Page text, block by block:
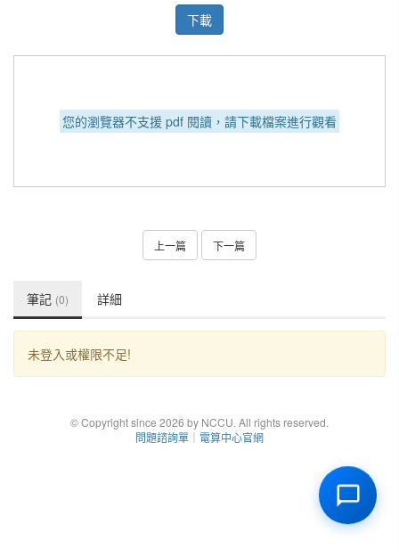
下載
您的瀏覽器不支援 pdf 閱讀，請下載檔案進行觀看
上一篇 下一篇
筆記 (0) 詳細
未登入或權限不足!
© Copyright since 2026 by NCCU. All rights reserved.
問題諮詢單 ｜ 電算中心官網